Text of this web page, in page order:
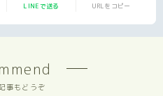
LINEで送る URLをコピー
事もどうぞ